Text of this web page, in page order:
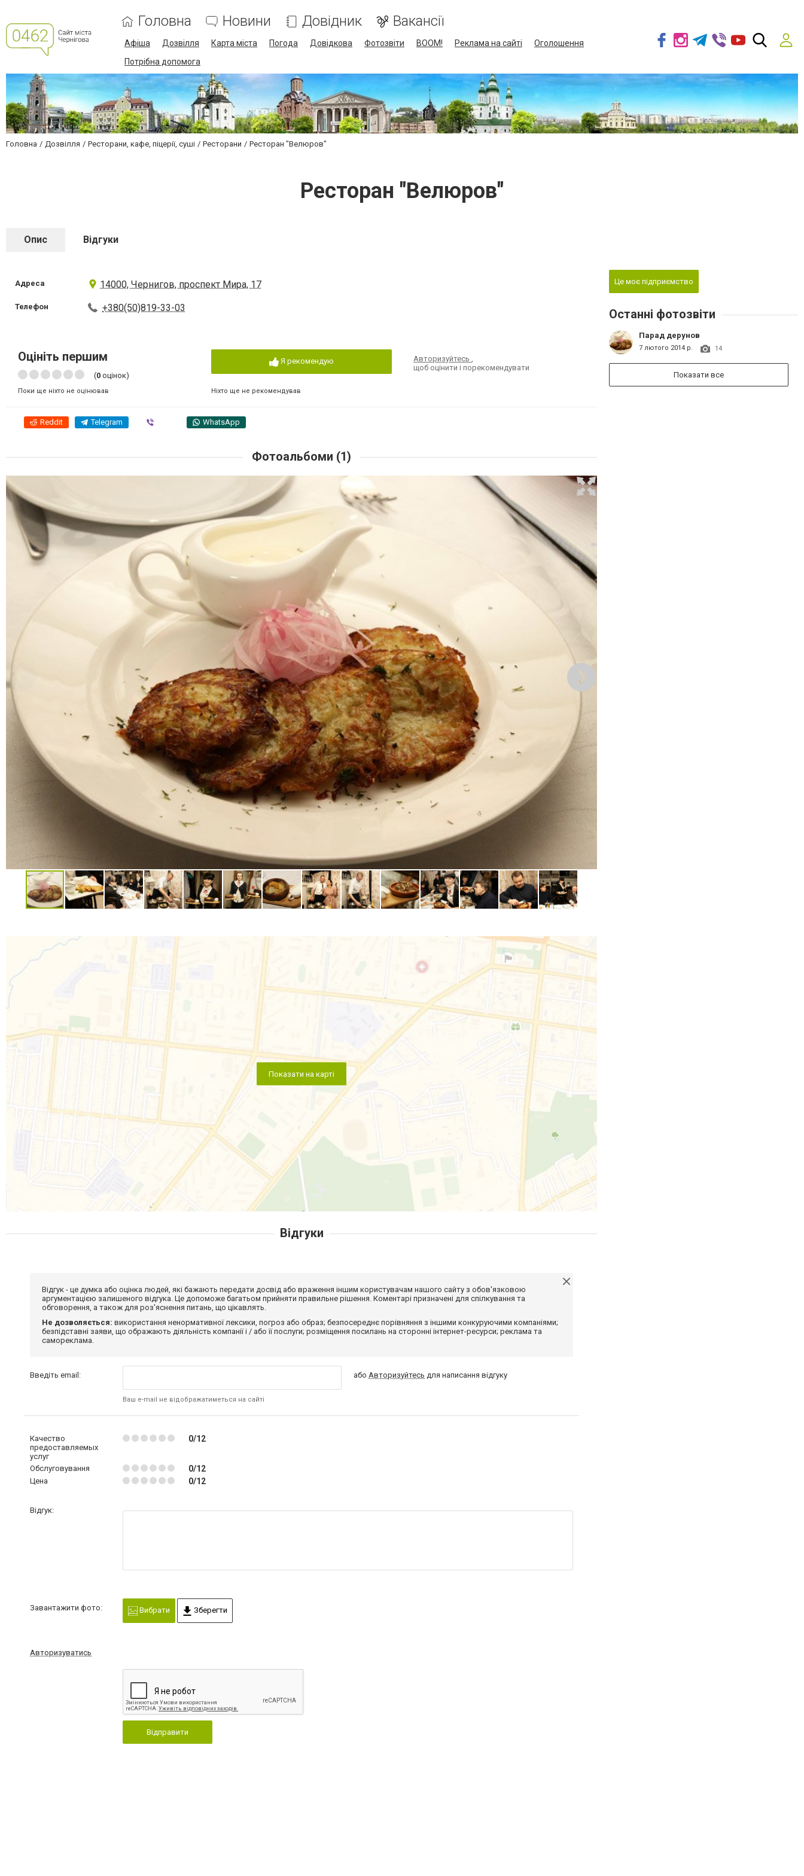
Головна Новини Довідник Вакансії
Афіша Дозвілля Карта міста Погода Довідкова Фотозвіти BOOM! Реклама на сайті
Оголошення
Потрібна допомога
Головна Дозвілля Ресторани, кафе, піцерії, суші Ресторани Ресторан "Велюров"
Ресторан "Велюров"
Опис Відгуки
Адреса 14000, Чернигов, проспект Мира, 17
Телефон +380(50)819-33-03
Оцініть першим
(0 оцінок)
Поки ще ніхто не оцінював
Я рекомендую
Ніхто ще не рекомендував
Авторизуйтесь,
щоб оцінити і порекомендувати
Reddit Telegram WhatsApp
Фотоальбоми (1)
Показати на карті
Це моє підприємство
Останні фотозвіти
Парад дерунов
7 лютого 2014 р. 14
Показати все
Відгуки
Відгук - це думка або оцінка людей, які бажають передати досвід або враження іншим користувачам нашого сайту з обов'язковою
аргументацією залишеного відгука. Це допоможе багатьом прийняти правильне рішення. Коментарі призначені для спілкування та
обговорення, а також для роз'яснення питань, що цікавлять.
Не дозволяється: використання ненормативної лексики, погроз або образ; безпосереднє порівняння з іншими конкуруючими компаніями;
безпідставні заяви, що ображають діяльність компанії і / або її послуги; розміщення посилань на сторонні інтернет-ресурси; реклама та
самореклама.
Введіть email:
Ваш e-mail не відображатиметься на сайті
абоАвторизуйтесь для написання відгуку
Качество
предоставляемых
услуг
0/12
Обслуговування 0/12
Цена 0/12
Відгук:
Завантажити фото: Вибрати Зберегти
Авторизуватись
Відправити